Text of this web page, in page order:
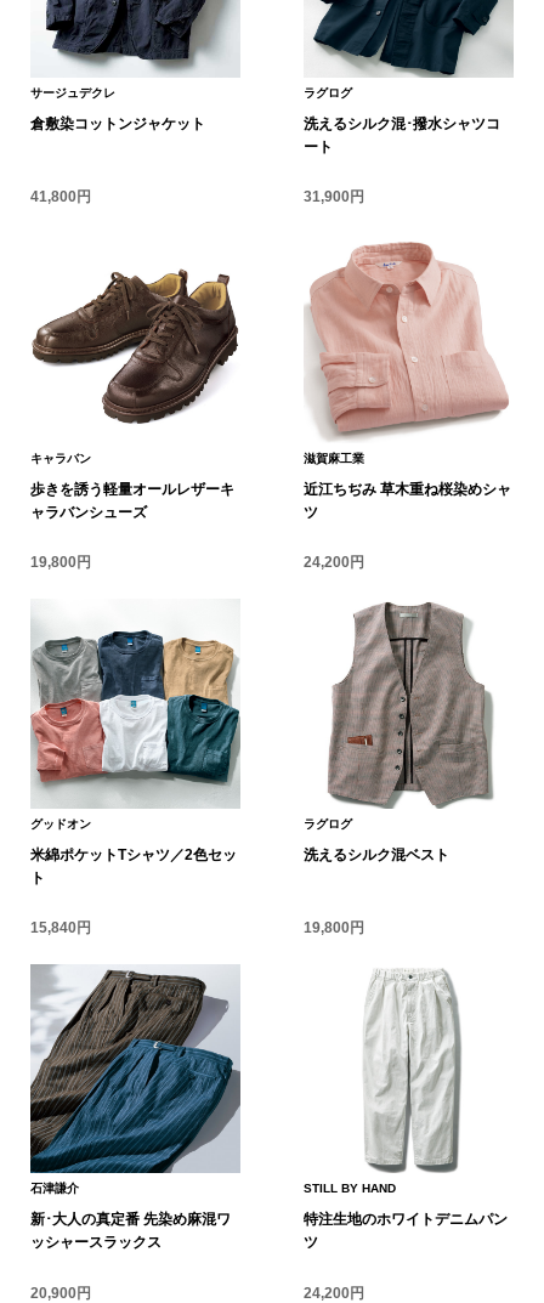
BOGARD 最新号はこちら
ランド
タログ
すべて見る
／チュニック
ダーウェア
ボトムス
パンツ／スラ
その他
ルーム･アン
バッグ
トートバッグ
ハンドバッグ
クラッチバッグ
ボディバッグ
リュック･バッ
サージュデクレ
倉敷染コットンジャケット
41,800円
ラグログ
洗えるシルク混･撥水シャツコ
ート
31,900円
キャラバン
歩きを誘う軽量オールレザーキ
ャラバンシューズ
19,800円
滋賀麻工業
近江ちぢみ 草木重ね桜染めシャ
ツ
24,200円
グッドオン
米綿ポケットTシャツ／2色セッ
ト
15,840円
ラグログ
洗えるシルク混ベスト
19,800円
石津謙介
新･大人の真定番 先染め麻混ワ
ッシャースラックス
20,900円
STILL BY HAND
特注生地のホワイトデニムパン
ツ
24,200円